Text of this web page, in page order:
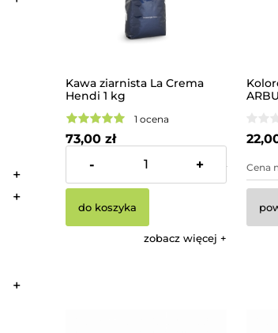
Kawa ziarnista La Crema
Hendi 1 kg
1 ocena
73,00 zł
Cena netto: 59,35 zł
- +
do koszyka
zobacz więcej
Cena